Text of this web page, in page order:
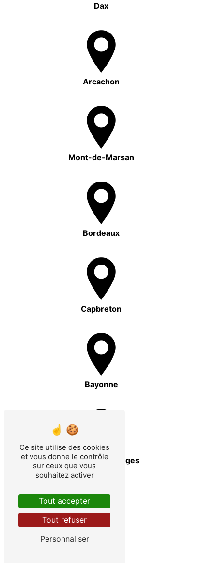
Dax
Arcachon
Mont-de-Marsan
Bordeaux
Capbreton
Bayonne
Pontenx-les-Forges
Aureilhan
Ce site utilise des cookies
et vous donne le contrôle
sur ceux que vous
souhaitez activer
Tout accepter
Tout refuser
Personnaliser